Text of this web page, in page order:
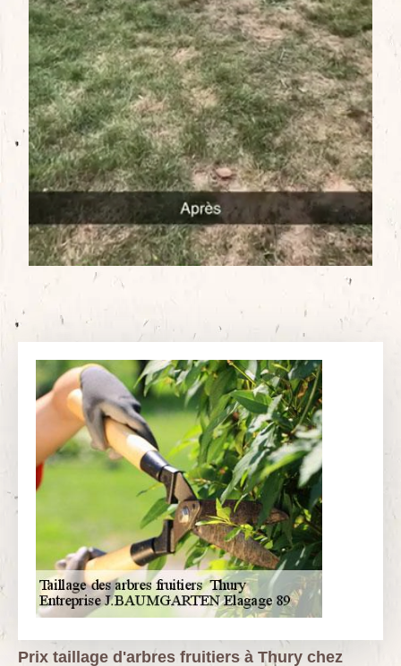
Prix taillage d'arbres fruitiers à Thury chez